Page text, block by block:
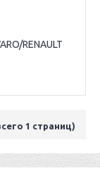
RENAULT
1 страниц)